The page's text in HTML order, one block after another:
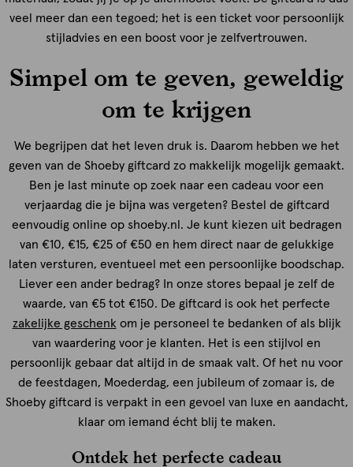
veel meer dan een tegoed; het is een ticket voor persoonlijk
stijladvies en een boost voor je zelfvertrouwen.
Simpel om te geven, geweldig
om te krijgen
We begrijpen dat het leven druk is. Daarom hebben we het
geven van de Shoeby giftcard zo makkelijk mogelijk gemaakt.
Ben je last minute op zoek naar een cadeau voor een
verjaardag die je bijna was vergeten? Bestel de giftcard
eenvoudig online op shoeby.nl. Je kunt kiezen uit bedragen
van €10, €15, €25 of €50 en hem direct naar de gelukkige
laten versturen, eventueel met een persoonlijke boodschap.
Liever een ander bedrag? In onze stores bepaal je zelf de
waarde, van €5 tot €150. De giftcard is ook het perfecte
zakelijke geschenk om je personeel te bedanken of als blijk
van waardering voor je klanten. Het is een stijlvol en
persoonlijk gebaar dat altijd in de smaak valt. Of het nu voor
de feestdagen, Moederdag, een jubileum of zomaar is, de
Shoeby giftcard is verpakt in een gevoel van luxe en aandacht,
klaar om iemand écht blij te maken.
Ontdek het perfecte cadeau